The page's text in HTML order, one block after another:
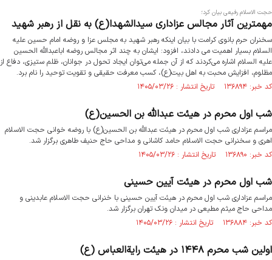
حجت الاسلام رفیعی بیان کرد؛
مهمترین آثار مجالس عزاداری سیدالشهدا(ع) به نقل از رهبر شهید
سخنران حرم بانوی کرامت با بیان اینکه رهبر شهید به مجلس عزا و روضه امام حسین علیه
السلام بسیار اهمیت می دادند، افزود: ایشان به چند اثر مجالس روضه اباعبدالله الحسین
علیه السلام اشاره می‌کردند که از آن جمله می‌توان ایجاد تحول در جوانان، ظلم ستیزی، دفاع از
مظلوم، افزایش محبت به اهل بیت(ع)، کسب معرفت حقیقی و تقویت توحید را نام برد.
کد خبر: ۱۳۶۸۹۴ تاریخ انتشار : ۱۴۰۵/۰۳/۲۶
شب اول محرم در هیئت عبدالله بن الحسین(ع)
مراسم عزاداری شب اول محرم در هیئت عبدالله بن الحسین(ع) با روضه خوانی حجت الاسلام
اهری و سخنرانی حجت الاسلام حامد کاشانی و مداحی حاج حنیف طاهری برگزار شد.
کد خبر: ۱۳۶۸۹۰ تاریخ انتشار : ۱۴۰۵/۰۳/۲۶
شب اول محرم در هیئت آیین حسینی
مراسم عزاداری شب اول محرم در هیئت آیین حسینی با خنرانی حجت الاسلام عابدینی و
مداحی حاج میثم مطیعی در میدان ونک تهران برگزار شد.
کد خبر: ۱۳۶۸۸۴ تاریخ انتشار : ۱۴۰۵/۰۳/۲۶
اولین شب محرم ۱۴۴۸ در هیئت رایةالعباس (ع)